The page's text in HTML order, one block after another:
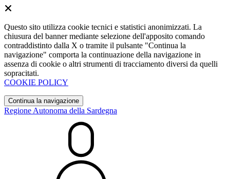
Questo sito utilizza cookie tecnici e statistici anonimizzati. La
chiusura del banner mediante selezione dell'apposito comando
contraddistinto dalla X o tramite il pulsante "Continua la
navigazione" comporta la continuazione della navigazione in
assenza di cookie o altri strumenti di tracciamento diversi da quelli
sopracitati.
COOKIE POLICY
Continua la navigazione
Regione Autonoma della Sardegna